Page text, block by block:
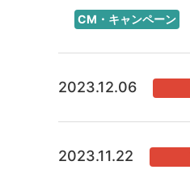
CM・キャンペーン
2023.12.06
2023.11.22